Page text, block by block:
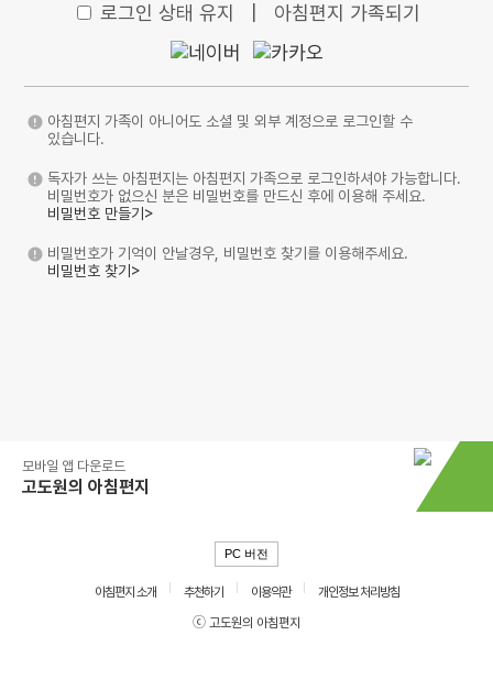
로그인 상태 유지 아침편지 가족되기
아침편지 가족이 아니어도 소셜 및 외부 계정으로 로그인할 수
있습니다.
독자가 쓰는 아침편지는 아침편지 가족으로 로그인하셔야 가능합니다.
비밀번호가 없으신 분은 비밀번호를 만드신 후에 이용해 주세요.
비밀번호 만들기>
비밀번호가 기억이 안날경우, 비밀번호 찾기를 이용해주세요.
비밀번호 찾기>
모바일 앱 다운로드
고도원의 아침편지
PC 버전
아침편지 소개 추천하기 이용약관
개인정보 처리방침
ⓒ 고도원의 아침편지